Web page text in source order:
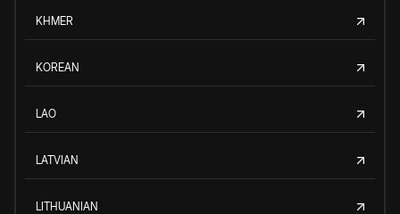
KHMER
KOREAN
LAO
LATVIAN
LITHUANIAN